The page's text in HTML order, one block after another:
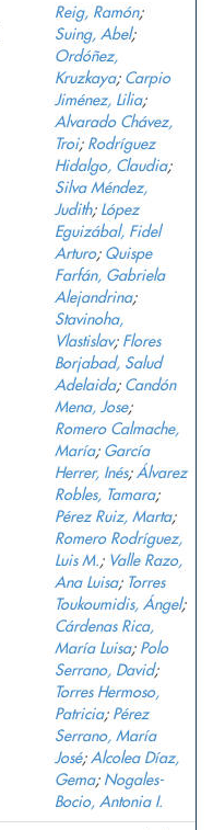
Reig, Ramón;
Suing, Abel;
Ordóñez,
Kruzkaya; Carpio
Jiménez, Lilia;
Alvarado Chávez,
Troi; Rodríguez
Hidalgo, Claudia;
Silva Méndez,
Judith; López
Eguizábal, Fidel
Arturo; Quispe
Farfán, Gabriela
Alejandrina;
Stavinoha,
Vlastislav; Flores
Borjabad, Salud
Adelaida; Candón
Mena, Jose;
Romero Calmache,
María; García
Herrer, Inés; Álvarez
Robles, Tamara;
Pérez Ruiz, Marta;
Romero Rodríguez,
Luis M.; Valle Razo,
Ana Luisa; Torres
Toukoumidis, Ángel;
Cárdenas Rica,
María Luisa; Polo
Serrano, David;
Torres Hermoso,
Patricia; Pérez
Serrano, María
José; Alcolea Díaz,
Gema; Nogales-
Bocio, Antonia I.